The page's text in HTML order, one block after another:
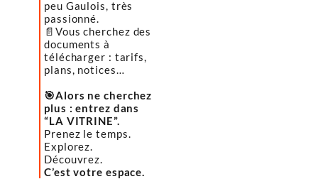
peu Gaulois, très
passionné.
📄Vous cherchez des
documents à
télécharger : tarifs,
plans, notices…
🎯Alors ne cherchez
plus : entrez dans
“LA VITRINE”.
Prenez le temps.
Explorez.
Découvrez.
C’est votre espace.